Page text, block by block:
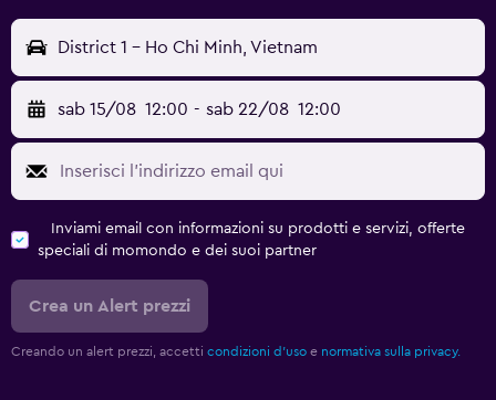
District 1 - Ho Chi Minh, Vietnam
sab 15/08 12:00 - sab 22/08 12:00
Inviami email con informazioni su prodotti e servizi, offerte
speciali di momondo e dei suoi partner
Crea un Alert prezzi
Creando un alert prezzi, accetti condizioni d'uso e normativa sulla privacy.